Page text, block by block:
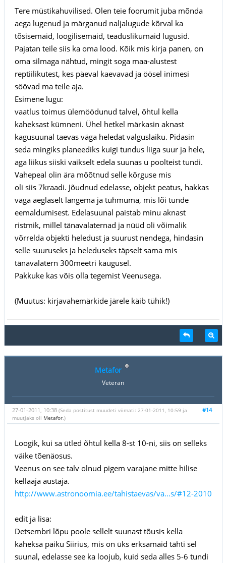
Tere müstikahuvilised. Olen teie foorumit juba mõnda
aega lugenud ja märganud naljalugude kõrval ka
tõsisemaid, loogilisemaid, teaduslikumaid lugusid.
Pajatan teile siis ka oma lood. Kõik mis kirja panen, on
oma silmaga nähtud, mingit soga maa-alustest
reptiilikutest, kes päeval kaevavad ja öösel inimesi
söövad ma teile aja.
Esimene lugu:
vaatlus toimus ülemöödunud talvel, õhtul kella
kaheksast kümneni. Ühel hetkel märkasin aknast
kagusuunal taevas väga heledat valguslaiku. Pidasin
seda mingiks planeediks kuigi tundus liiga suur ja hele,
aga liikus siiski vaikselt edela suunas u poolteist tundi.
Vahepeal olin ära mõõtnud selle kõrguse mis
oli siis 7kraadi. Jõudnud edelasse, objekt peatus, hakkas
väga aeglaselt langema ja tuhmuma, mis lõi tunde
eemaldumisest. Edelasuunal paistab minu aknast
ristmik, millel tänavalaternad ja nüüd oli võimalik
võrrelda objekti heledust ja suurust nendega, hindasin
selle suuruseks ja heleduseks täpselt sama mis
tänavalatern 300meetri kaugusel.
Pakkuke kas võis olla tegemist Veenusega.
(Muutus: kirjavahemärkide järele käib tühik!)
Metafor
Veteran
#14
27-01-2011, 10:38 (Seda postitust muudeti viimati: 27-01-2011, 10:59 ja
muutjaks oli Metafor.)
Loogik, kui sa ütled õhtul kella 8-st 10-ni, siis on selleks
väike tõenäosus.
Veenus on see talv olnud pigem varajane mitte hilise
kellaaja austaja.
http://www.astronoomia.ee/tahistaevas/va...s/#12-2010
edit ja lisa:
Detsembri lõpu poole sellelt suunast tõusis kella
kaheksa paiku Siirius, mis on üks erksamaid tähti sel
suunal, edelasse see ka loojub, kuid seda alles 5-6 tundi